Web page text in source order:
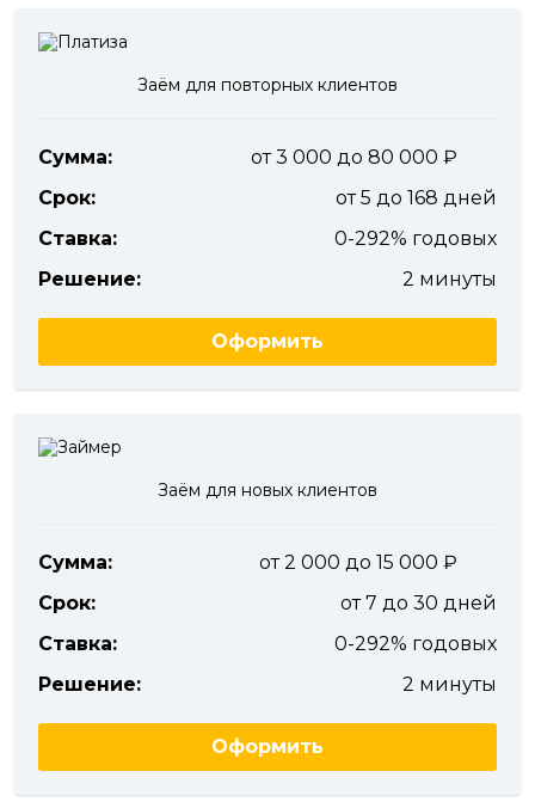
Заём для повторных клиентов
Сумма:
от 3 000 до 80 000
Срок:
от 5 до 168 дней
Ставка:
0-292% годовых
Решение:
2 минуты
Оформить
Заём для новых клиентов
Сумма:
от 2 000 до 15 000
Срок:
от 7 до 30 дней
Ставка:
0-292% годовых
Решение:
2 минуты
Оформить